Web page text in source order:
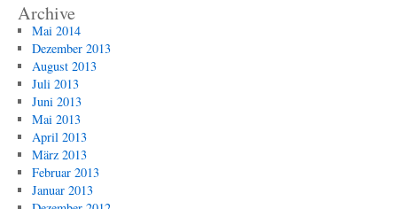
Archive
Mai 2014
Dezember 2013
August 2013
Juli 2013
Juni 2013
Mai 2013
April 2013
März 2013
Februar 2013
Januar 2013